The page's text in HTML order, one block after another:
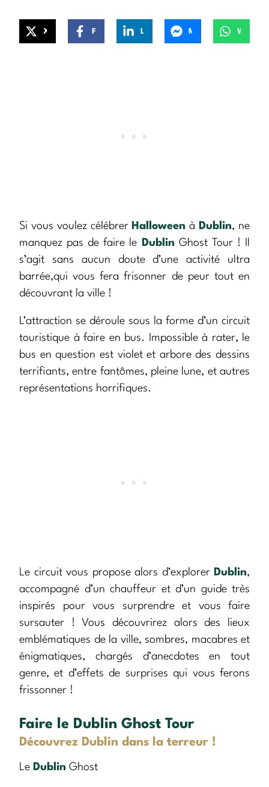
Si vous voulez célébrer Halloween à Dublin, ne
manquez pas de faire le
Dublin Ghost Tour ! Il
s’agit sans aucun doute d’une activité ultra
barrée,qui vous fera frisonner de peur tout en
découvrant la ville !
L’attraction se déroule sous la forme d’un circuit
touristique à faire en bus. Impossible à rater, le
bus en question est violet et arbore des dessins
terrifiants, entre fantômes, pleine lune, et autres
représentations horrifiques.
Le circuit vous propose alors d’explorer Dublin,
accompagné d’un chauffeur et d’un guide très
inspirés pour vous surprendre et vous faire
sursauter ! Vous découvrirez alors des lieux
emblématiques de la ville, sombres, macabres et
énigmatiques, chargés d’anecdotes en tout
genre, et d’effets de surprises qui vous ferons
frissonner !
Faire le Dublin Ghost Tour
Découvrez Dublin dans la terreur !
Le Dublin Ghost